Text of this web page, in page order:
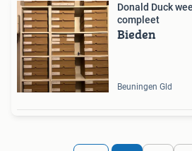
Donald Duck
compleet
Bieden
Beuningen Gld